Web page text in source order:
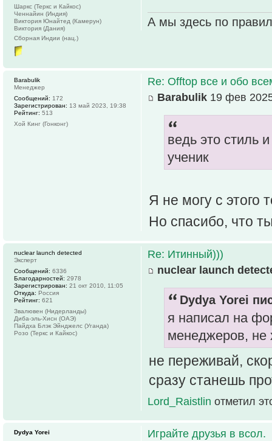
А мы здесь по
Шаркс (Теркс и Кайкос)
Ченнайин (Индия)
Виктория Юнайтед (Камерун)
Виктория (Дания)
Сборная Индии (нац.)
Re: Offtop все и обо
Barabulik 19 фев
ведь это стиль
ученик
Я не могу с этого
Но спасибо, что
Barabulik
Менеджер
Сообщений: 172
Зарегистрирован: 13 май 2023, 19:38
Рейтинг: 513
Хой Кинг (Гонконг)
Re: Итинный)))
nuclear launch
Dydya Yorei
я написал на
менеджеров, не
не переживай,
сразу станешь
Lord_Raistlin отметил
nuclear launch detected
Эксперт
Сообщений: 6336
Благодарностей: 2978
Зарегистрирован: 21 окт 2010, 11:05
Откуда: Россия
Рейтинг: 621
Звалювен (Нидерланды)
Диба-эль-Хисн (ОАЭ)
Пайдха Блэк Эйнджелс (Уганда)
Розо (Теркс и Кайкос)
Играйте друзья в всол.
Dydya Yorei